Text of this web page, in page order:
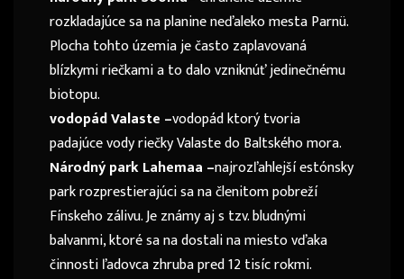
rozkladajúce sa na planine neďaleko mesta Parnü.
Plocha tohto územia je často zaplavovaná
blízkymi riečkami a to dalo vzniknúť jedinečnému
biotopu.
vodopád Valaste –vodopád ktorý tvoria
padajúce vody riečky Valaste do Baltského mora.
Národný park Lahemaa –najrozľahlejší estónsky
park rozprestierajúci sa na členitom pobreží
Fínskeho zálivu. Je známy aj s tzv. bludnými
balvanmi, ktoré sa na dostali na miesto vďaka
činnosti ľadovca zhruba pred 12 tisíc rokmi.